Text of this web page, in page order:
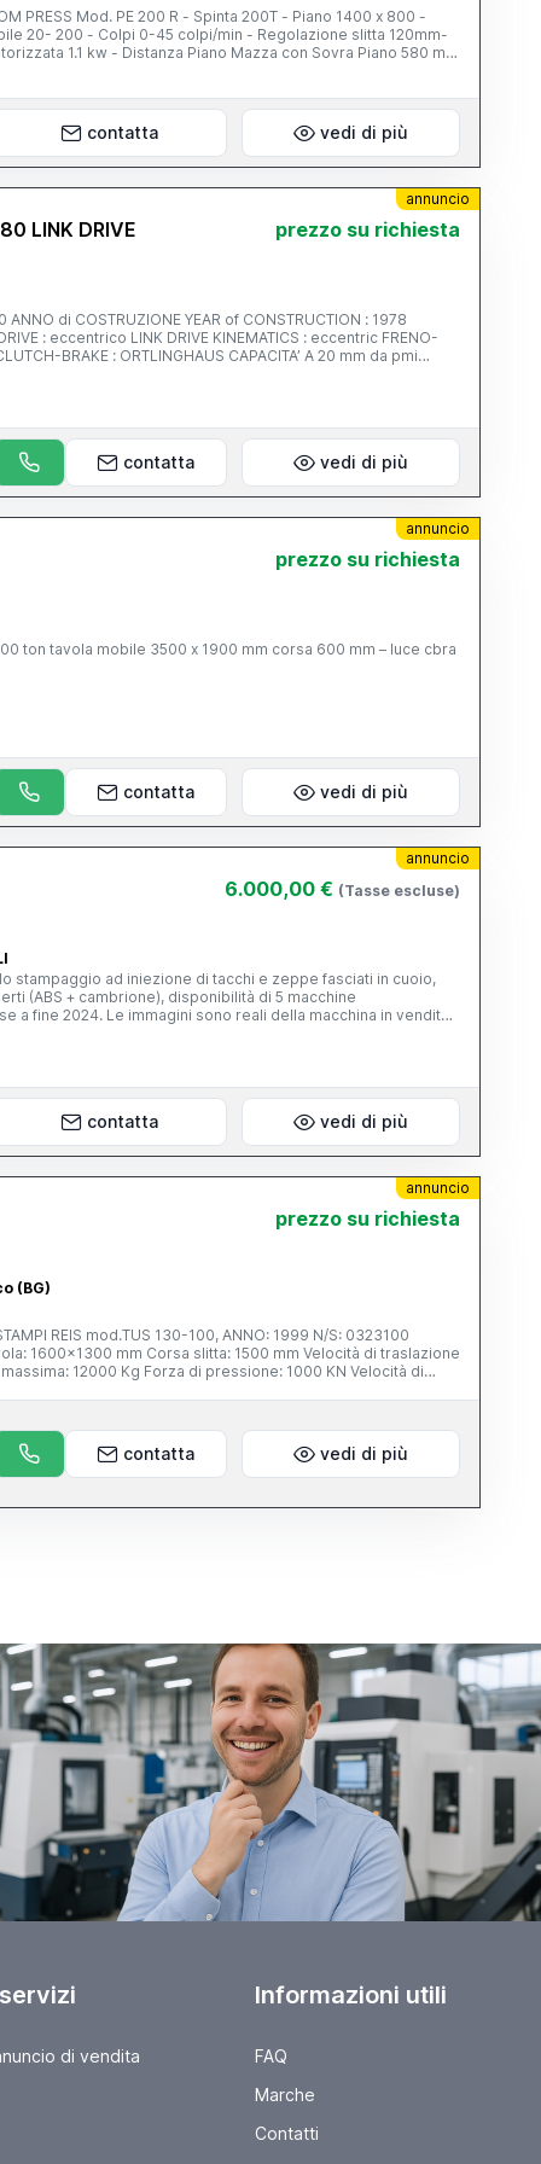
120mm-
1.1 kw - Distanza Piano Mazza con Sovra Piano 580 mm
PREMILAMIERA, BARRIERE FOTOELETTRICHE DI SICUREZZA,
CONDIZIONI. NB. MACCHINA VISIBILE IN FUNZIONE.
contatta vedi di più
annuncio
LINK DRIVE prezzo su richiesta
: eccentrico LINK DRIVE KINEMATICS : eccentric FRENO-
x 2200 mm
1900 PESO MASSIMO DELLA PRESSA
KG approx.
contatta vedi di più
annuncio
prezzo su richiesta
contatta vedi di più
annuncio
6.000,00 € (Tasse escluse)
stampaggio ad iniezione di tacchi e zeppe fasciati in cuoio,
(ABS + cambrione), disponibilità di 5 macchine
a fine 2024. Le immagini sono reali della macchina in vendita,
contatta vedi di più
annuncio
prezzo su richiesta
(BG)
REIS mod.TUS 130-100, ANNO: 1999 N/S: 0323100
contatta vedi di più
di vendita
Informazioni utili
FAQ
Marche
Contatti